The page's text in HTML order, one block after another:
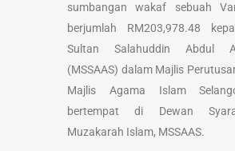
sumbangan wakaf sebuah
berjumlah RM203,978.48
Sultan Salahuddin Abdul
(MSSAAS) dalam Majlis
Majlis Agama Islam
bertempat di Dewan
Muzakarah Islam, MSSAAS.